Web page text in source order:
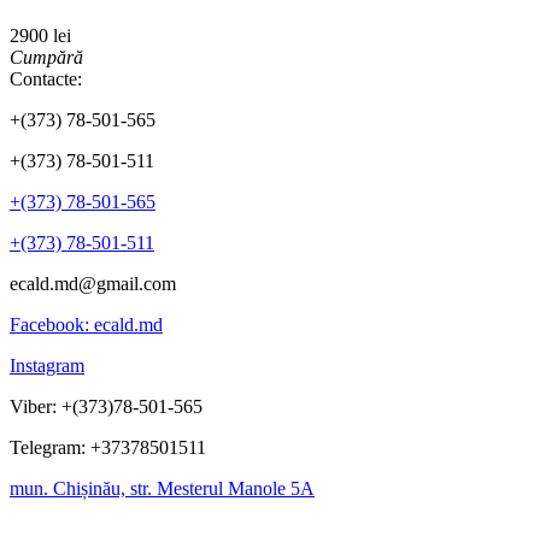
2900 lei
Cumpără
Contacte:
+(373) 78-501-565
+(373) 78-501-511
+(373) 78-501-565
+(373) 78-501-511
ecald.md@gmail.com
Facebook: ecald.md
Instagram
Viber: +(373)78-501-565
Telegram: +37378501511
mun. Chișinău, str. Mesterul Manole 5A